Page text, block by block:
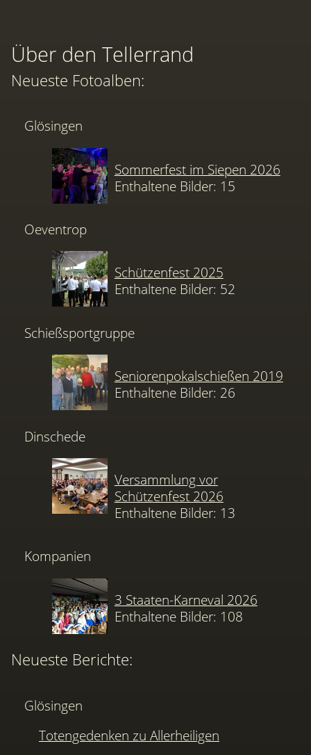
Über den Tellerrand
Neueste Fotoalben:
Glösingen
Sommerfest im Siepen 2026
Enthaltene Bilder: 15
Oeventrop
Schützenfest 2025
Enthaltene Bilder: 52
Schießsportgruppe
Seniorenpokalschießen 2019
Enthaltene Bilder: 26
Dinschede
Versammlung vor
Schützenfest 2026
Enthaltene Bilder: 13
Kompanien
3 Staaten-Karneval 2026
Enthaltene Bilder: 108
Neueste Berichte:
Glösingen
Totengedenken zu Allerheiligen